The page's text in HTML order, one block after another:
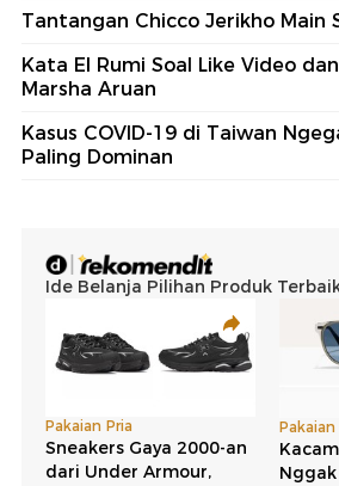
Tantangan Chicco Jerikho Main
Kata El Rumi Soal Like Video
Marsha Aruan
Kasus COVID-19 di Taiwan
Paling Dominan